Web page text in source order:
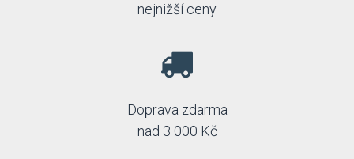
nejnižší ceny
Doprava zdarma
nad 3 000 Kč